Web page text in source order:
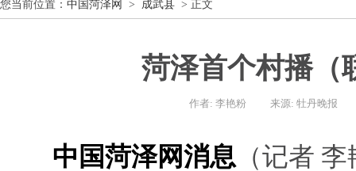
您当前位置： 中国菏泽网 > 成武县 > 正文
菏泽首个村播（
作者: 李艳粉 来源: 牡丹晚报
中国菏泽网消息 （记者